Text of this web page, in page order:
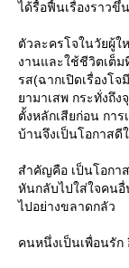
ได้รื้อฟื้นเรื่องราวขึ้
ตัวละครโจในวัยผู้
งานและใช้ชีวิตเต็ม
รส(ฉากเปิดเรื่องโ
ามาเสพ กระทั่งถึง
ตั้งหลักเสียก่อน กา
บ้านจึงเป็นโอกาสดี
สำคัญคือ เป็นโอกา
หันกลับไปใส่ใจคนอื่
ไปอย่างขลาดกลัว
คนหนึ่งเป็นเพื่อนรัก